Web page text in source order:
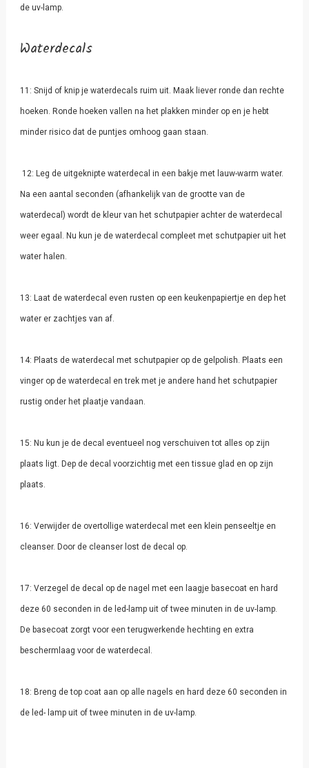
de uv-lamp.
Waterdecals
11: Snijd of knip je waterdecals ruim uit. Maak liever ronde dan rechte
hoeken. Ronde hoeken vallen na het plakken minder op en je hebt
minder risico dat de puntjes omhoog gaan staan.
12: Leg de uitgeknipte waterdecal in een bakje met lauw-warm water.
Na een aantal seconden (afhankelijk van de grootte van de
waterdecal) wordt de kleur van het schutpapier achter de waterdecal
weer egaal. Nu kun je de waterdecal compleet met schutpapier uit het
water halen.
13: Laat de waterdecal even rusten op een keukenpapiertje en dep het
water er zachtjes van af.
14: Plaats de waterdecal met schutpapier op de gelpolish. Plaats een
vinger op de waterdecal en trek met je andere hand het schutpapier
rustig onder het plaatje vandaan.
15: Nu kun je de decal eventueel nog verschuiven tot alles op zijn
plaats ligt. Dep de decal voorzichtig met een tissue glad en op zijn
plaats.
16: Verwijder de overtollige waterdecal met een klein penseeltje en
cleanser. Door de cleanser lost de decal op.
17: Verzegel de decal op de nagel met een laagje basecoat en hard
deze 60 seconden in de led-lamp uit of twee minuten in de uv-lamp.
De basecoat zorgt voor een terugwerkende hechting en extra
beschermlaag voor de waterdecal.
18: Breng de top coat aan op alle nagels en hard deze 60 seconden in
de led- lamp uit of twee minuten in de uv-lamp.